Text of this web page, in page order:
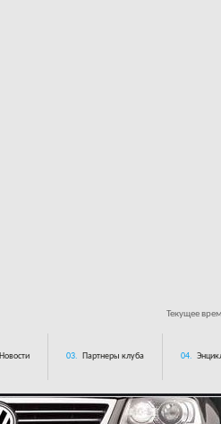
Текущее
Новости 03. Партнеры клуба 04.